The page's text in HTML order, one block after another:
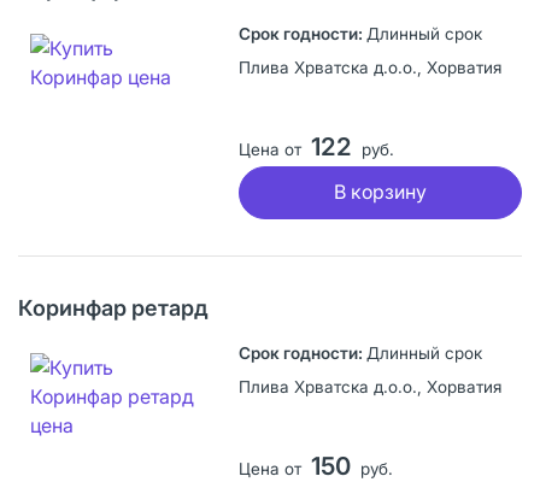
Длинный срок
Плива Хрватска д.о.о., Хорватия
Цена от 122 руб.
В корзину
Коринфар ретард
Длинный срок
Плива Хрватска д.о.о., Хорватия
Цена от 150 руб.